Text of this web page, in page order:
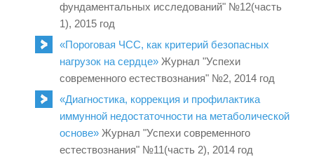
фундаментальных исследований" №12(часть
1), 2015 год
«Пороговая ЧСС, как критерий безопасных
нагрузок на сердце» Журнал "Успехи
современного естествознания" №2, 2014 год
«Диагностика, коррекция и профилактика
иммунной недостаточности на метаболической
основе» Журнал "Успехи современного
естествознания" №11(часть 2), 2014 год